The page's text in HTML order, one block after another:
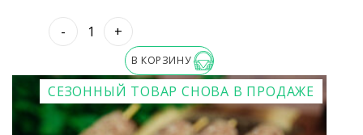
- +
В КОРЗИНУ
СЕЗОННЫЙ ТОВАР СНОВА В ПРОДАЖЕ